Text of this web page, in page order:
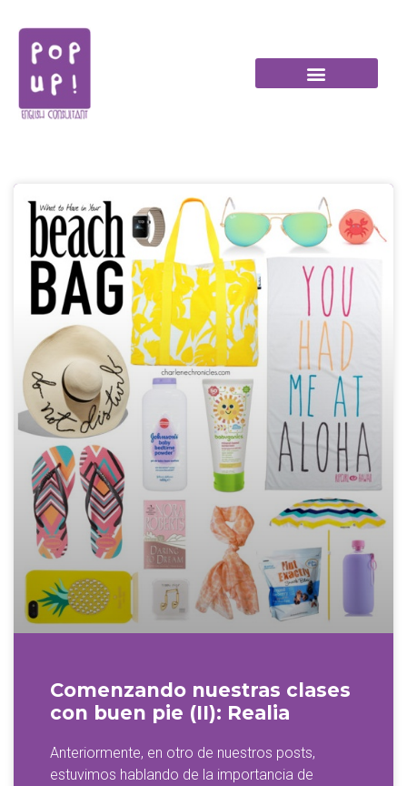
Comenzando nuestras clases
con buen pie (II): Realia
Anteriormente, en otro de nuestros posts,
estuvimos hablando de la importancia de